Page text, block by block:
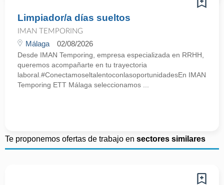
Limpiador/a días sueltos
IMAN TEMPORING
Málaga 02/08/2026
Desde IMAN Temporing, empresa especializada en RRHH,
queremos acompañarte en tu trayectoria
laboral.#ConectamoseltalentoconlasoportunidadesEn IMAN
Temporing ETT Málaga seleccionamos ...
Te proponemos ofertas de trabajo en sectores similares